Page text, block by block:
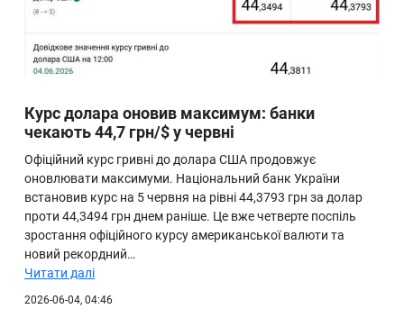
Курс долара оновив максимум: банки
чекають 44,7 грн/$ у червні
Офіційний курс гривні до долара США продовжує
оновлювати максимуми. Національний банк України
встановив курс на 5 червня на рівні 44,3793 грн за долар
проти 44,3494 грн днем раніше. Це вже четверте поспіль
зростання офіційного курсу американської валюти та
новий рекордний…
Читати далі
2026-06-04, 04:46